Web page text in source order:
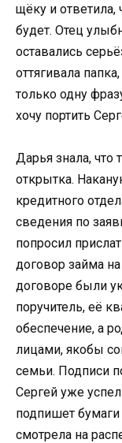
щёку и ответила,
будет. Отец
оставались
оттягивала
только одну
хочу портить
Дарья знала, что
открытка.
кредитного
сведения по
попросил
договор займа
договоре были
поручитель, её
обеспечение, а
лицами, якобы
семьи. Подписи
Сергей уже
подпишет
смотрела на